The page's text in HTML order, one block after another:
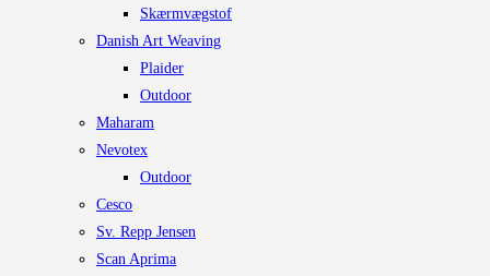
Skærmvægstof
Danish Art Weaving
Plaider
Outdoor
Maharam
Nevotex
Outdoor
Cesco
Sv. Repp Jensen
Scan Aprima